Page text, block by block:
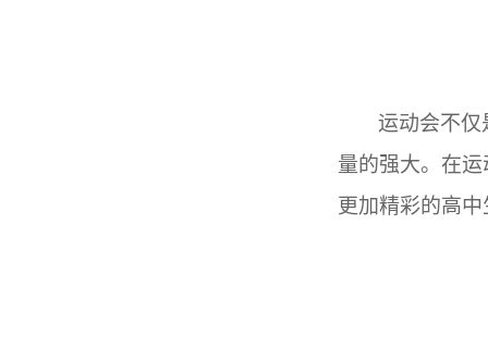
运动会不仅
量的强大。在
更加精彩的高